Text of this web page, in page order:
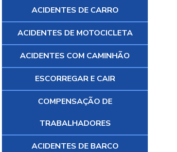
ACIDENTES DE CARRO
ACIDENTES DE MOTOCICLETA
ACIDENTES COM CAMINHÃO
ESCORREGAR E CAIR
COMPENSAÇÃO DE
TRABALHADORES
ACIDENTES DE BARCO